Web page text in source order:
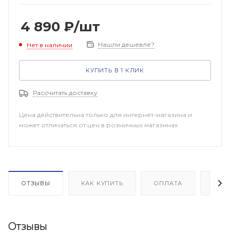
4 890 ₽/шт
Нет в наличии Нашли дешевле?
КУПИТЬ В 1 КЛИК
Рассчитать доставку
Цена действительна только для интернет-магазина и
может отличаться от цен в розничных магазинах
ОТЗЫВЫ КАК КУПИТЬ ОПЛАТА
Отзывы